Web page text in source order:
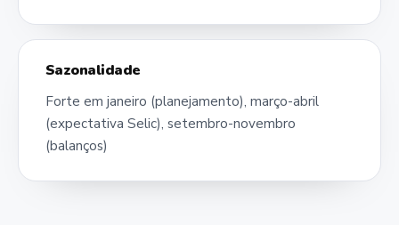
Sazonalidade
Forte em janeiro (planejamento), março-abril
(expectativa Selic), setembro-novembro
(balanços)